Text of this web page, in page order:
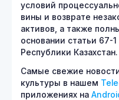
условий
вины и возврате
активов, а также
основании статьи 67-
Республики Казахстан.
Самые свежие
культуры в нашем
приложениях на